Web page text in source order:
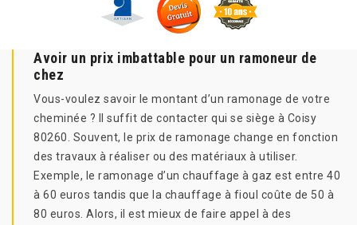
Avoir un prix imbattable pour un ramoneur de
chez
Vous-voulez savoir le montant d’un ramonage de votre
cheminée ? Il suffit de contacter qui se siège à Coisy
80260. Souvent, le prix de ramonage change en fonction
des travaux à réaliser ou des matériaux à utiliser.
Exemple, le ramonage d’un chauffage à gaz est entre 40
à 60 euros tandis que la chauffage à fioul coûte de 50 à
80 euros. Alors, il est mieux de faire appel à des